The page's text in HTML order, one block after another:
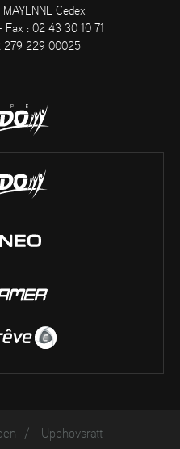
Cedex
: 02 43 30 10 71
279 229 00025
/ Upphovsrätt